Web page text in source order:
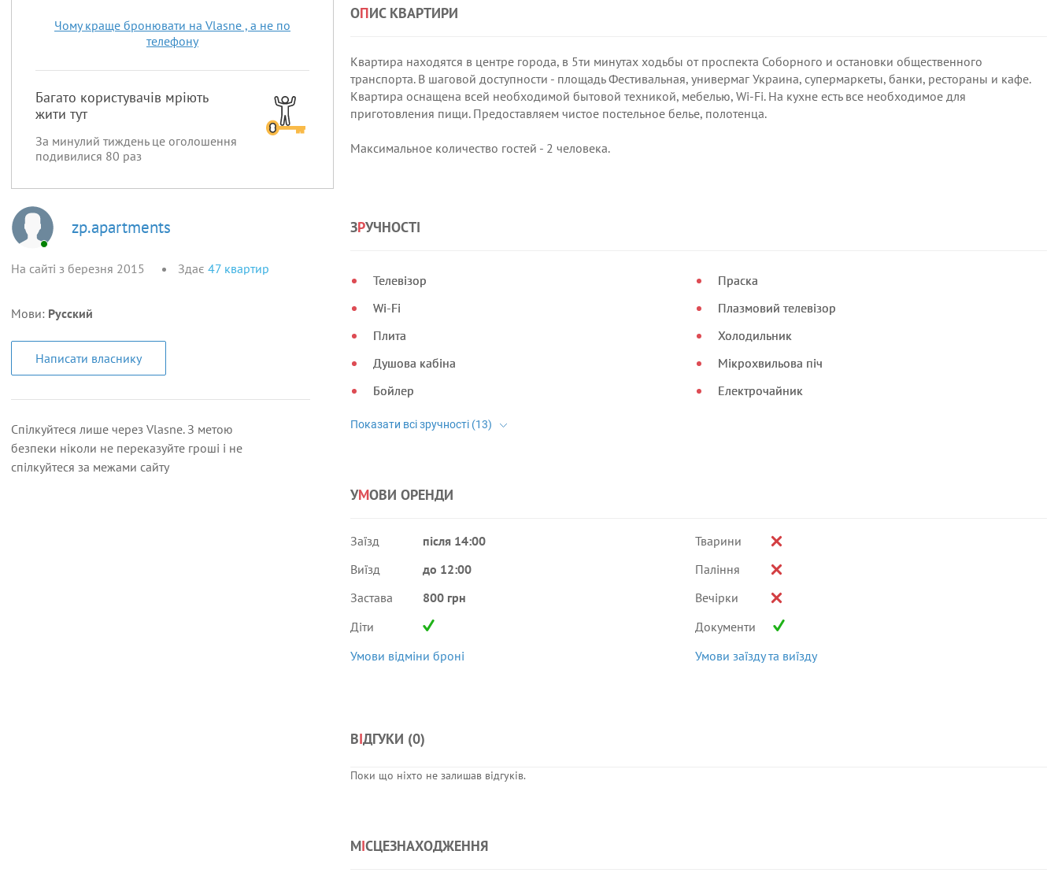
Чому краще бронювати на Vlasne , а не по
телефону
Багато користувачів мріють
жити тут
За минулий тиждень це оголошення
подивилися 80 раз
zp.apartments
На сайті з березня 2015 Здає 47 квартир
Мови: Русский
Написати власнику
Спілкуйтеся лише через Vlasne. З метою
безпеки ніколи не переказуйте гроші і не
спілкуйтеся за межами сайту
ОПИС КВАРТИРИ
Квартира находятся в центре города, в 5ти минутах ходьбы от проспекта Соборного и остановки общественного
транспорта. В шаговой доступности - площадь Фестивальная, универмаг Украина, супермаркеты, банки, рестораны и кафе.
Квартира оснащена всей необходимой бытовой техникой, мебелью, Wi-Fi. На кухне есть все необходимое для
приготовления пищи. Предоставляем чистое постельное белье, полотенца.
Максимальное количество гостей - 2 человека.
ЗРУЧНОСТІ
Телевізор
Wi-Fi
Плита
Душова кабіна
Бойлер
Праска
Плазмовий телевізор
Холодильник
Мікрохвильова піч
Електрочайник
УМОВИ ОРЕНДИ
Заїзд
після 14:00
Виїзд
до 12:00
Застава
800 грн
Діти
Умови відміни броні
Тварини
Паління
Вечірки
Документи
Умови заїзду та виїзду
ВІДГУКИ (0)
Поки що ніхто не залишав відгуків.
МІСЦЕЗНАХОДЖЕННЯ